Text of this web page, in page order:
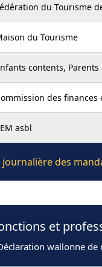
du Tourisme
du Tourisme
contents, Parents
des finances
asbl
des
et
wallonne